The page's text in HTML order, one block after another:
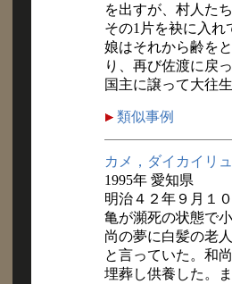
を出すが、村人た
その1片を袂に入れ
娘はそれから齢を
り、再び佐渡に戻
国主に譲って大往
類似事例
カメ，ダイカイリ
1995年 愛知県
明治４２年９月１
亀が瀕死の状態で
尚の夢に白髪の老
と言っていた。和
埋葬し供養した。